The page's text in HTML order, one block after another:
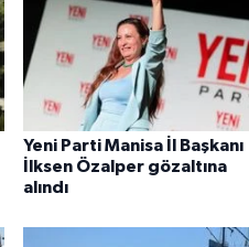
Yeni Parti Manisa İl Başkanı
İlksen Özalper gözaltına
alındı